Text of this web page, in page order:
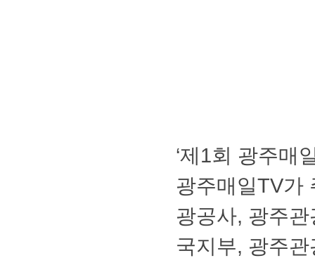
‘제1회광주매
광주매일TV
광공사,광주
국지부,광주